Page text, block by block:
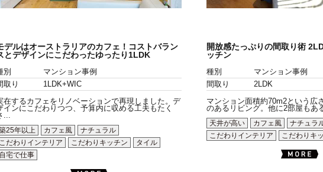
デルはオーストラリアのカフェ！コストバラン
とデザインにこだわったゆったり1LDK
別
マンション事例
取り
1LDK+WIC
在するカフェをリノベーションで再現しました。デ
インにこだわりつつ、予算内に収める工夫もたく
...
25年以上
カフェ風
ナチュラル
こだわりインテリア
こだわりキッチン
タイル
自宅で仕事
開放感たっぷりの間取り術
ッチン
種別
マンション事例
間取り
2LDK
マンション面積約70m2という広
のあるリビング。他に2部屋もあ
天井が高い
カフェ風
ナチュラ
こだわりインテリア
こだわりキ